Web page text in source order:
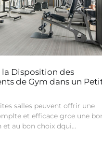
Disposition des
de Gym dans un
salles peuvent offrir une
et efficace grce une
au bon choix dqui...